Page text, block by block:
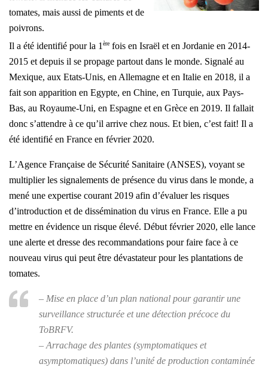
tomates, mais aussi de piments et de
poivrons.
Il a été identifié pour la 1ère fois en Israël et en Jordanie en 2014-
2015 et depuis il se propage partout dans le monde. Signalé au
Mexique, aux Etats-Unis, en Allemagne et en Italie en 2018, il a
fait son apparition en Egypte, en Chine, en Turquie, aux Pays-
Bas, au Royaume-Uni, en Espagne et en Grèce en 2019. Il fallait
donc s’attendre à ce qu’il arrive chez nous. Et bien, c’est fait! Il a
été identifié en France en février 2020.
L’Agence Française de Sécurité Sanitaire (ANSES), voyant se
multiplier les signalements de présence du virus dans le monde, a
mené une expertise courant 2019 afin d’évaluer les risques
d’introduction et de dissémination du virus en France. Elle a pu
mettre en évidence un risque élevé. Début février 2020, elle lance
une alerte et dresse des recommandations pour faire face à ce
nouveau virus qui peut être dévastateur pour les plantations de
tomates.
– Mise en place d’un plan national pour garantir une
surveillance structurée et une détection précoce du
ToBRFV.
– Arrachage des plantes (symptomatiques et
asymptomatiques) dans l’unité de production contaminée